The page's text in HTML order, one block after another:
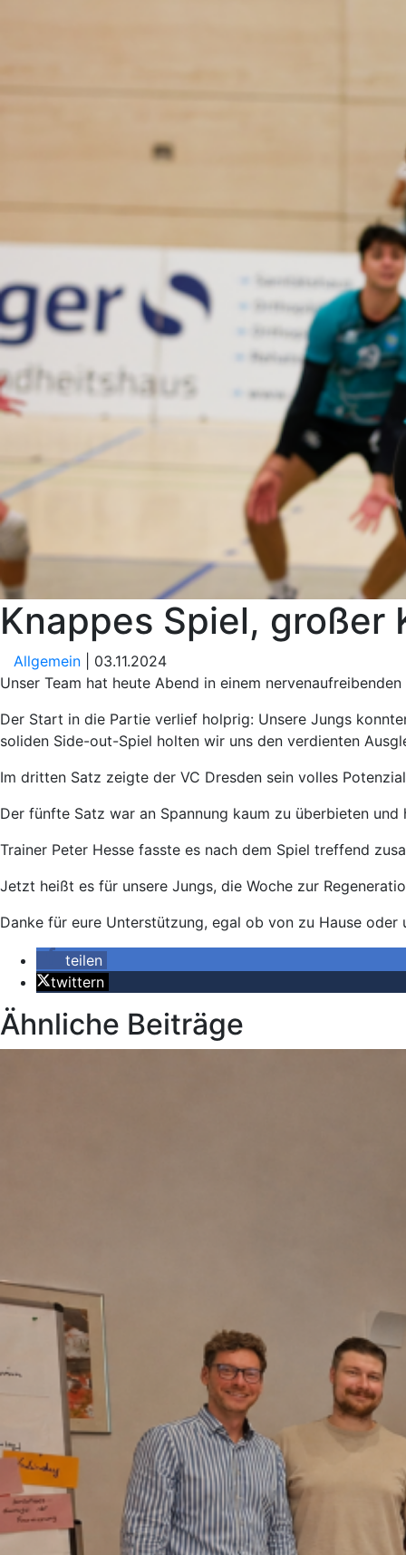
Knappes Spiel, großer
Allgemein | 03.11.2024
Unser Team hat heute Abend in einem
Der Start in die Partie verlief holprig: Unsere Jungs
soliden Side-out-Spiel holten wir uns den verdienten
Im dritten Satz zeigte der VC Dresden sein volles
Der fünfte Satz war an Spannung kaum zu überbieten
Trainer Peter Hesse fasste es nach dem Spiel treffend
Jetzt heißt es für unsere Jungs, die Woche zur
Danke für eure Unterstützung, egal ob von zu Hause
teilen
twittern
Ähnliche Beiträge